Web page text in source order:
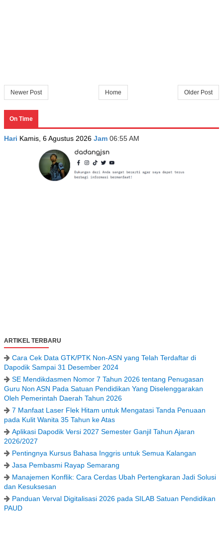
Newer Post Older Post
Home
On Time
Hari Kamis, 6 Agustus 2026 Jam 06:55 AM
ARTIKEL TERBARU
Cara Cek Data GTK/PTK Non-ASN yang Telah Terdaftar di
Dapodik Sampai 31 Desember 2024
SE Mendikdasmen Nomor 7 Tahun 2026 tentang Penugasan
Guru Non ASN Pada Satuan Pendidikan Yang Diselenggarakan
Oleh Pemerintah Daerah Tahun 2026
7 Manfaat Laser Flek Hitam untuk Mengatasi Tanda Penuaan
pada Kulit Wanita 35 Tahun ke Atas
Aplikasi Dapodik Versi 2027 Semester Ganjil Tahun Ajaran
2026/2027
Pentingnya Kursus Bahasa Inggris untuk Semua Kalangan
Jasa Pembasmi Rayap Semarang
Manajemen Konflik: Cara Cerdas Ubah Pertengkaran Jadi Solusi
dan Kesuksesan
Panduan Verval Digitalisasi 2026 pada SILAB Satuan Pendidikan
PAUD